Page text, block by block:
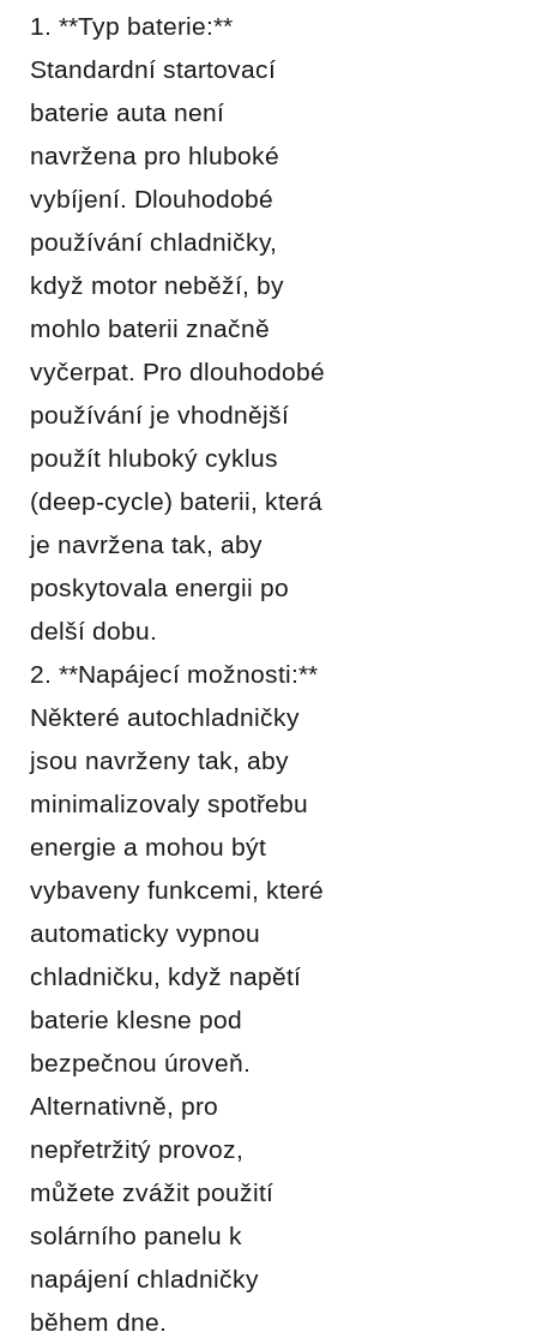
1. **Typ baterie:**
Standardní startovací
baterie auta není
navržena pro hluboké
vybíjení. Dlouhodobé
používání chladničky,
když motor neběží, by
mohlo baterii značně
vyčerpat. Pro dlouhodobé
používání je vhodnější
použít hluboký cyklus
(deep-cycle) baterii, která
je navržena tak, aby
poskytovala energii po
delší dobu.
2. **Napájecí možnosti:**
Některé autochladničky
jsou navrženy tak, aby
minimalizovaly spotřebu
energie a mohou být
vybaveny funkcemi, které
automaticky vypnou
chladničku, když napětí
baterie klesne pod
bezpečnou úroveň.
Alternativně, pro
nepřetržitý provoz,
můžete zvážit použití
solárního panelu k
napájení chladničky
během dne.